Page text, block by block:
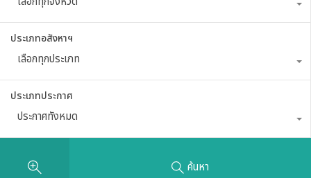
ประเภทอสังหาฯ
เลือกทุกประเภท
ประเภทประกาศ
ประกาศทั้งหมด
ค้นหา